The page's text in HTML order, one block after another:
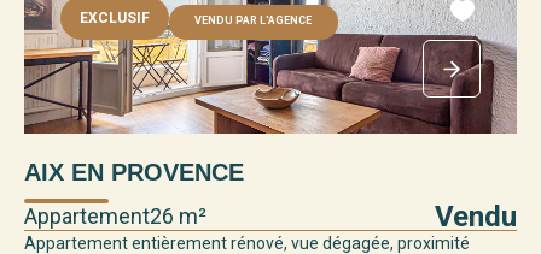
EXCLUSIF VENDU PAR L'AGENCE
AIX EN PROVENCE
Appartement26 m² Vendu
Appartement entièrement rénové, vue dégagée, proximité